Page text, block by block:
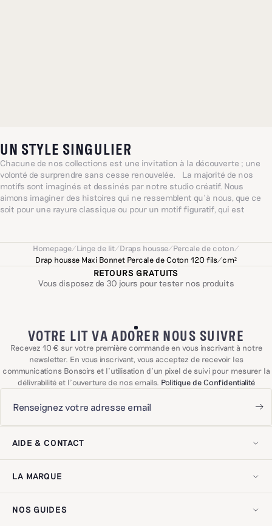
UN STYLE SINGULIER
Chacune de nos collections est une invitation à la découverte ; une
volonté de surprendre sans cesse renouvelée. La majorité de nos
motifs sont imaginés et dessinés par notre studio créatif. Nous
aimons imaginer des histoires qui ne ressemblent qu’à nous, que ce
soit pour une rayure classique ou pour un motif figuratif, qui est
avec cœur et intuition.
Homepage/Linge de lit/Draps housse/Percale de coton/
Drap housse Maxi Bonnet Percale de Coton 120 fils/cm²
RETOURS GRATUITS
Vous disposez de 30 jours pour tester nos produits
VOTRE LIT VA ADORER NOUS SUIVRE
Recevez 10 € sur votre première commande en vous inscrivant à notre
newsletter. En vous inscrivant, vous acceptez de recevoir les
communications Bonsoirs et l'utilisation d'un pixel de suivi pour mesurer la
délivrabilité et l'ouverture de nos emails. Politique de Confidentialité
AIDE & CONTACT
Contactez-nous !
Livraison & retours
Questions fréquentes
Avis clients
LA MARQUE
Notre savoir-faire
Nos engagements
NOS GUIDES